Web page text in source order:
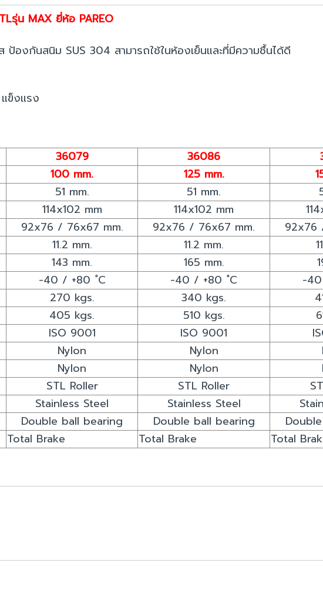
รุ่น MAX ยี่ห้อ PAREO
ป้องกันสนิม SUS 304 สามารถใช้ในห้องเย็นและที่มีความชื้นได้ดี
ข็งแรง
36079 36086
100 mm. 125 mm.
51 mm. 51 mm.
114x102 mm 114x102 mm
92x76 / 76x67 mm. 92x76 / 76x67 mm. 92x76
11.2 mm. 11.2 mm.
143 mm. 165 mm.
-40 / +80 ํC -40 / +80 ํC -
270 kgs. 340 kgs.
405 kgs. 510 kgs.
ISO 9001 ISO 9001
Nylon Nylon
Nylon Nylon
STL Roller STL Roller
Stainless Steel Stainless Steel
Double ball bearing Double ball bearing
Total Brake Total Brake Total